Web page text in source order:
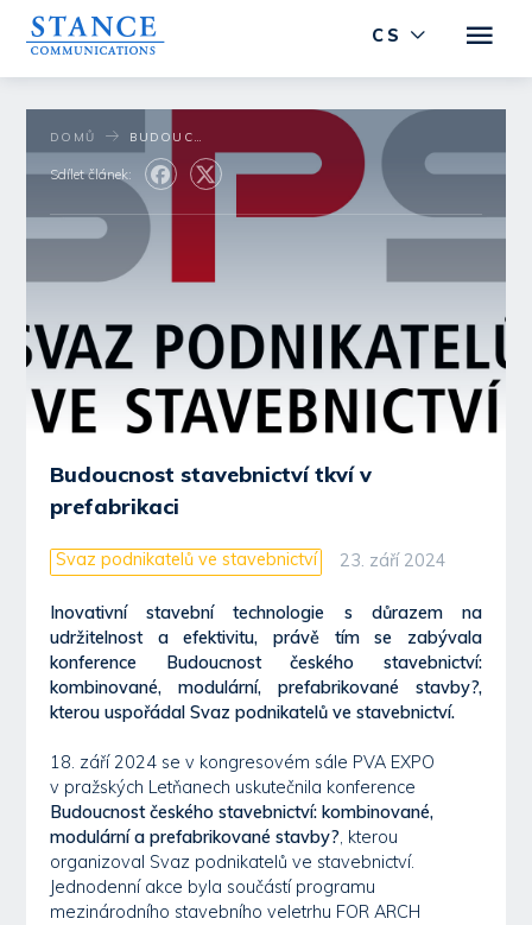
CS
DOMŮ
Sdílet článek:
Budoucnost stavebnictví tkví v
prefabrikaci
Svaz podnikatelů ve stavebnictví 23. září 2024
Inovativní stavební technologie s důrazem na
udržitelnost a efektivitu, právě tím se zabývala
konference Budoucnost českého stavebnictví:
kombinované, modulární, prefabrikované stavby?,
kterou uspořádal Svaz podnikatelů ve stavebnictví.
18. září 2024 se v kongresovém sále PVA EXPO
v pražských Letňanech uskutečnila konference
Budoucnost českého stavebnictví: kombinované,
modulární a prefabrikované stavby?, kterou
organizoval Svaz podnikatelů ve stavebnictví.
Jednodenní akce byla součástí programu
mezinárodního stavebního veletrhu FOR ARCH